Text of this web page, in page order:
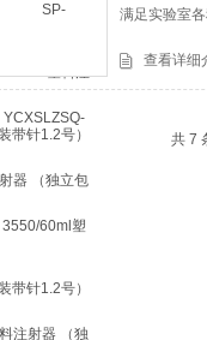
满足实验室
查看详细
共 7